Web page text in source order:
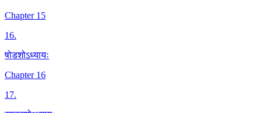
Chapter 15
16.
षोडशोऽध्यायः
Chapter 16
17.